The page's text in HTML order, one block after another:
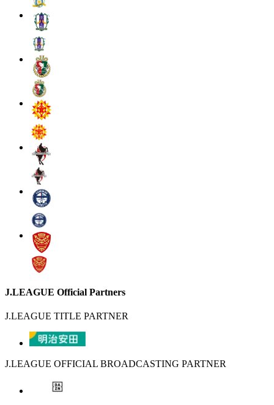
J.LEAGUE Official Partners
J.LEAGUE TITLE PARTNER
J.LEAGUE OFFICIAL BROADCASTING PARTNER